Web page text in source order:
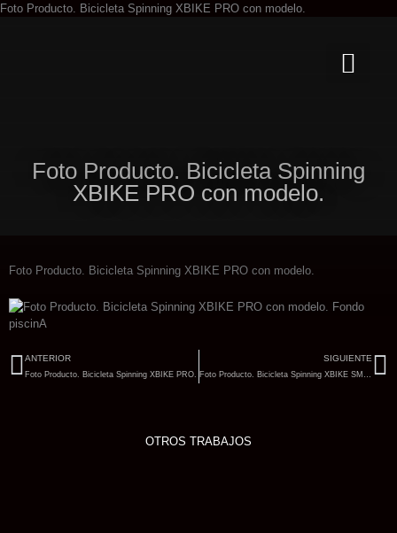
Foto Producto. Bicicleta Spinning XBIKE PRO con modelo.
Foto Producto. Bicicleta Spinning
XBIKE PRO con modelo.
Foto Producto. Bicicleta Spinning XBIKE PRO con modelo.
Ant
ANTERIOR
Foto Producto. Bicicleta Spinning XBIKE PRO.
SIGUIENTE
Foto Producto. Bicicleta Spinning XBIKE SMART PRO.
OTROS TRABAJOS